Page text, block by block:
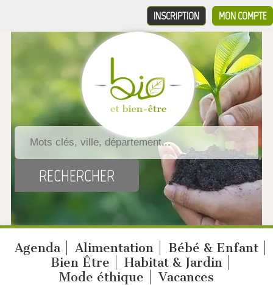
MON COMPTE
INSCRIPTION
Agenda Alimentation
Bébé & Enfant
Bien Être
Habitat & Jardin
Mode éthique
Vacances